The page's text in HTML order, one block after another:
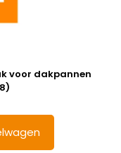
voor dakpannen